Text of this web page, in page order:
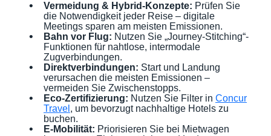
Vermeidung & Hybrid-Konzepte: Prüfen Sie
die Notwendigkeit jeder Reise – digitale
Meetings sparen am meisten Emissionen.
Bahn vor Flug: Nutzen Sie „Journey-Stitching“-
Funktionen für nahtlose, intermodale
Zugverbindungen.
Direktverbindungen: Start und Landung
verursachen die meisten Emissionen –
vermeiden Sie Zwischenstopps.
Eco-Zertifizierung: Nutzen Sie Filter in Concur
Travel , um bevorzugt nachhaltige Hotels zu
buchen.
E-Mobilität: Priorisieren Sie bei Mietwagen